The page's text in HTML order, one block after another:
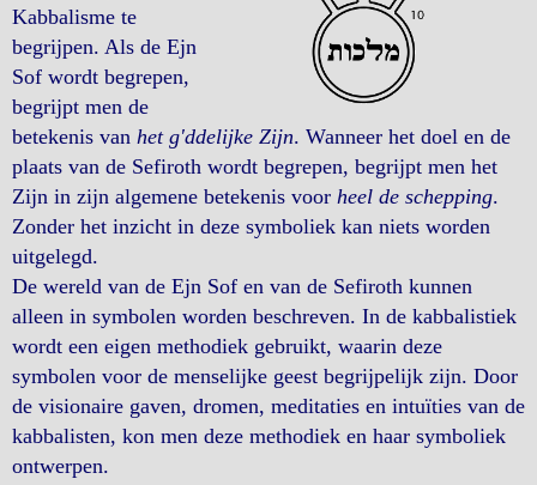
Kabbalisme te
begrijpen. Als de Ejn
Sof wordt begrepen,
begrijpt men de
betekenis van het g'ddelijke Zijn. Wanneer het doel en de
plaats van de Sefiroth wordt begrepen, begrijpt men het
Zijn in zijn algemene betekenis voor heel de schepping.
Zonder het inzicht in deze symboliek kan niets worden
uitgelegd.
De wereld van de Ejn Sof en van de Sefiroth kunnen
alleen in symbolen worden beschreven. In de kabbalistiek
wordt een eigen methodiek gebruikt, waarin deze
symbolen voor de menselijke geest begrijpelijk zijn. Door
de visionaire gaven, dromen, meditaties en intuïties van de
kabbalisten, kon men deze methodiek en haar symboliek
ontwerpen.